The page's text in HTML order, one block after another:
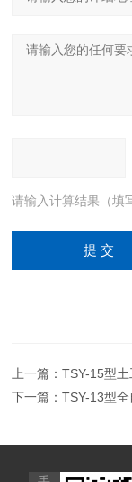
请输入计算结果（填
上一篇：TSY-15型
下一篇：TSY-13型